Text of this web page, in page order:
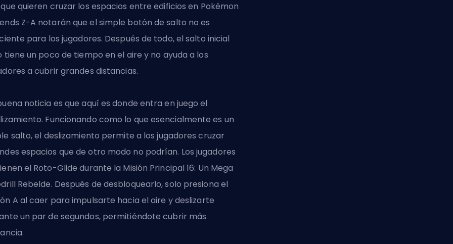
que quieren cruzar los espacios entre edificios en Pokémon
Z-A notarán que el simple botón de salto no es
para los jugadores. Después de todo, el salto inicial
tiene un poco de tiempo en el aire y no ayuda a los
a cubrir grandes distancias.
noticia es que aquí es donde entra en juego el
Funcionando como lo que esencialmente es un
salto, el deslizamiento permite a los jugadores cruzar
espacios que de otro modo no podrían. Los jugadores
el Roto-Glide durante la Misión Principal 16: Un Mega
Rebelde. Después de desbloquearlo, solo presiona el
A al caer para impulsarte hacia el aire y deslizarte
un par de segundos, permitiéndote cubrir más